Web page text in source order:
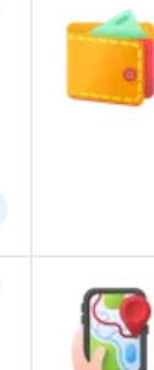
परेशानी-
ईएसआईएम
अपने
नोमैड के
का अन्वेषण करें,
4G/5G कवरेज